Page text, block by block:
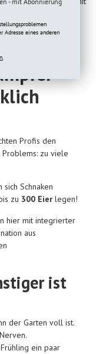
gezielt anziehen
Profis den
zu viele
Schnaken
zu 300 Eier legen!
hier mit integrierter
aus
ist
der Garten voll ist.
ein paar
Adresse eines anderen